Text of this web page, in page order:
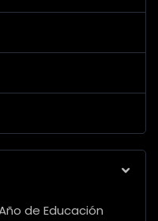
de Educación